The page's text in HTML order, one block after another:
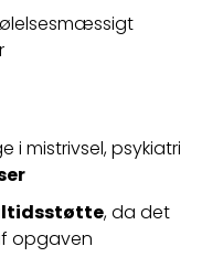
i mistrivsel, psykiatri
, da det
opgaven